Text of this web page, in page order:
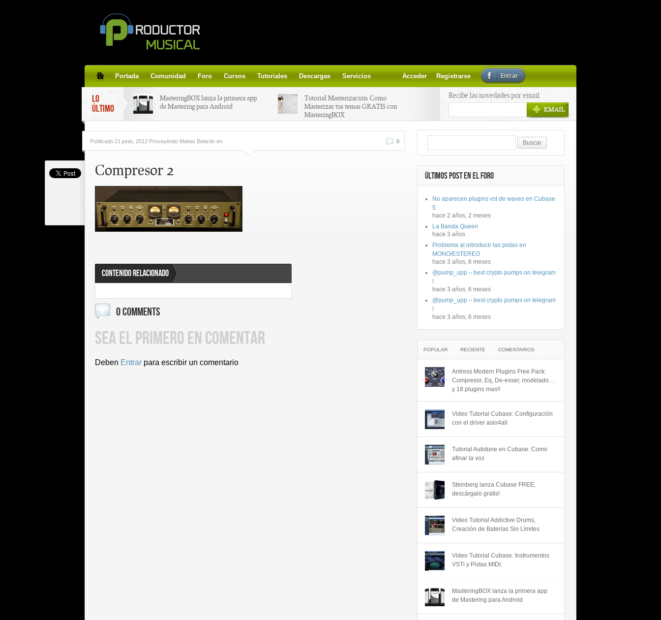
Portada Comunidad Foro Cursos Tutoriales Descargas Servicios Acceder Registrarse Entrar
LO
ÚLTIMO
MasteringBOX lanza la primera app
de Mastering para Android
Tutorial Masterización: Como
Masterizar tus temas GRATIS con
MasteringBOX
line gratis!
Yalp crea Fono, Lleva la escena DJ a
Korg lanza SDD-3000, el nuevo
Tutorial de CLA Effects, aprende a
aplicar efectos a tus voces.
Recibe las novedades por email
0
Publicado 21 junio, 2012 Proveyéndo Matias Belardo en
Compresor 2
CONTENIDO RELACIONADO
0 COMMENTS
SEA EL PRIMERO EN COMENTAR
Deben Entrar para escribir un comentario
ÚLTIMOS POST EN EL FORO
No aparecen plugins vst de waves en Cubase
5
hace 2 años, 2 meses
La Banda Queen
hace 3 años
Problema al introducir las pistas en
MONO/ESTEREO
hace 3 años, 6 meses
@pump_upp – best crypto pumps on telegram
!
hace 3 años, 6 meses
@pump_upp – best crypto pumps on telegram
!
hace 3 años, 6 meses
POPULAR RECIENTE COMENTARIOS
Antress Modern Plugins Free Pack:
Compresor, Eq, De-esser, modelado…
y 18 plugins mas!!
Video Tutorial Cubase: Configuración
con el driver asio4all
Tutorial Autotune en Cubase: Como
afinar la voz
Steinberg lanza Cubase FREE,
descárgalo gratis!
Video Tutorial Addictive Drums,
Creación de Baterías Sin Límites
Video Tutorial Cubase: Instrumentos
VSTi y Pistas MIDI.
MasteringBOX lanza la primera app
de Mastering para Android